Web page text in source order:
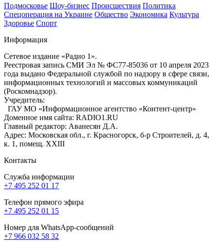
Подмосковье Шоу-бизнес Происшествия Политика
Спецоперация на Украине Общество Экономика Культура
Здоровье Спорт
Информация
Сетевое издание «Радио 1».
Реестровая запись СМИ Эл № ФС77-85036 от 10 апреля 2023
года выдано Федеральной службой по надзору в сфере связи,
информационных технологий и массовых коммуникаций
(Роскомнадзор).
Учредитель:
ГАУ МО «Информационное агентство «Контент-центр»
Доменное имя сайта: RADIO1.RU
Главный редактор: Аванесян Д.А.
Адрес: Московская обл., г. Красногорск, б-р Строителей, д. 4,
к. 1, помещ. XXIII
Контакты
Служба информации
+7 495 252 01 17
Телефон прямого эфира
+7 495 252 01 15
Номер для WhatsApp-сообщений
+7 966 032 58 32